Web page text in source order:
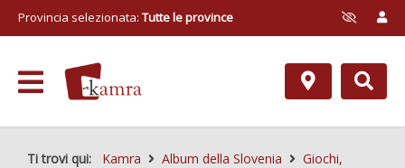
Provincia selezionata: Tutte le province
Ti trovi qui: Kamra Album della Slovenia
Giochi,